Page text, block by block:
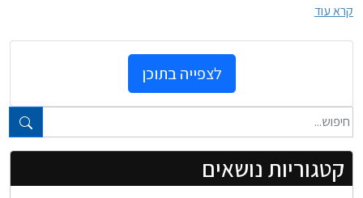
טקסט חופשי...
קטגוריות נושאים
קרא עוד
לצפייה בתוכן